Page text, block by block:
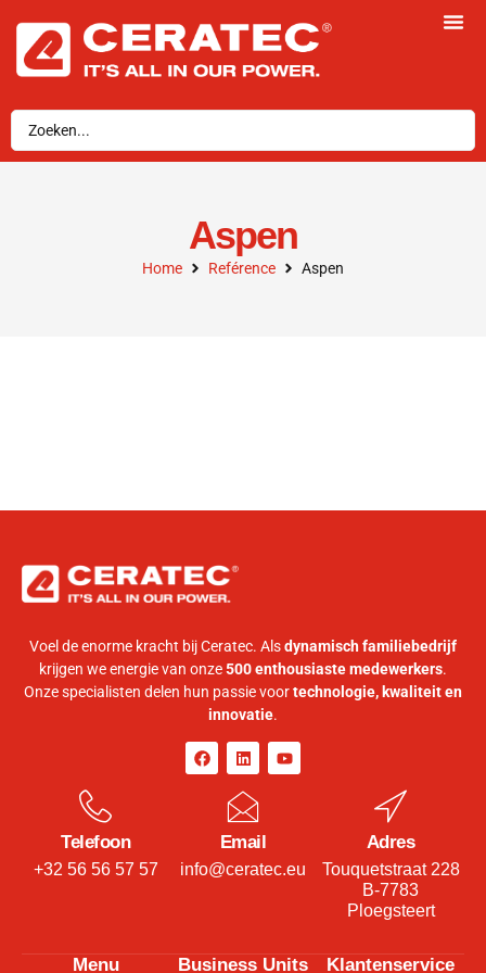
Aspen
Home Reférence Aspen
Voel de enorme kracht bij Ceratec. Alsdynamisch familiebedrijf
krijgen we energie van onze500 enthousiaste medewerkers.
Onze specialisten delen hun passie voortechnologie, kwaliteit en
innovatie.
Telefoon
+32 56 56 57 57
Email
info@ceratec.eu
Adres
Touquetstraat 228
B-7783
Ploegsteert
Menu Business Units Klantenservice